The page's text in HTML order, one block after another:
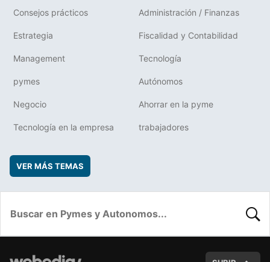
Consejos prácticos Administración / Finanzas
Estrategia Fiscalidad y Contabilidad
Management Tecnología
pymes Autónomos
Negocio Ahorrar en la pyme
Tecnología en la empresa trabajadores
VER MÁS TEMAS